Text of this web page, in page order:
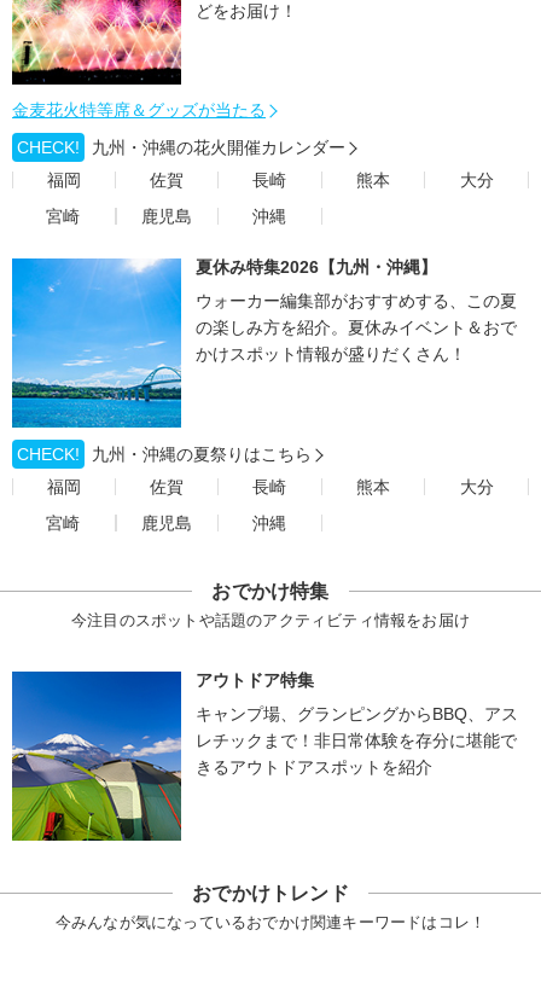
どをお届け！
金麦花火特等席＆グッズが当たる
CHECK!
九州・沖縄の花火開催カレンダー
福岡
佐賀 長崎 熊本
大分
宮崎
鹿児島 沖縄
夏休み特集2026【九州・沖縄】
ウォーカー編集部がおすすめする、この夏
の楽しみ方を紹介。夏休みイベント＆おで
かけスポット情報が盛りだくさん！
CHECK!
九州・沖縄の夏祭りはこちら
福岡
佐賀 長崎 熊本
大分
宮崎
鹿児島 沖縄
おでかけ特集
今注目のスポットや話題のアクティビティ情報をお届け
アウトドア特集
キャンプ場、グランピングからBBQ、アス
レチックまで！非日常体験を存分に堪能で
きるアウトドアスポットを紹介
おでかけトレンド
今みんなが気になっているおでかけ関連キーワードはコレ！